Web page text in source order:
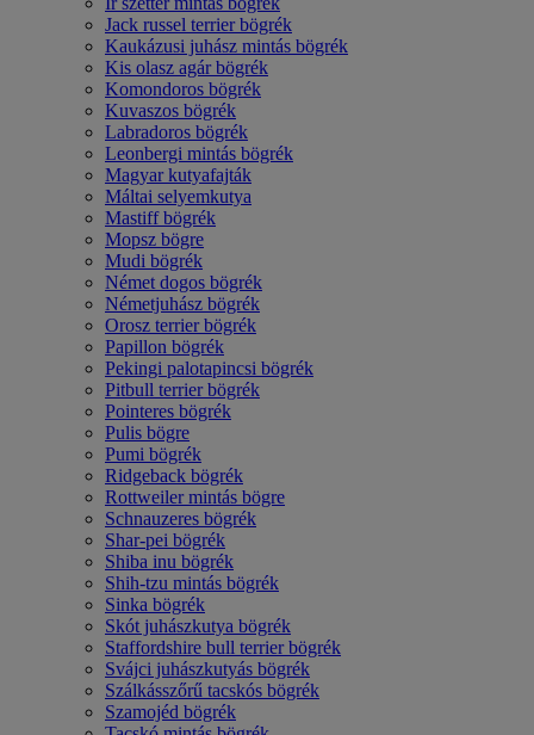
Jack russel terrier bögrék
Kaukázusi juhász mintás bögrék
Kis olasz agár bögrék
Komondoros bögrék
Kuvaszos bögrék
Labradoros bögrék
Leonbergi mintás bögrék
Magyar kutyafajták
Máltai selyemkutya
Mastiff bögrék
Mopsz bögre
Mudi bögrék
Német dogos bögrék
Németjuhász bögrék
Orosz terrier bögrék
Papillon bögrék
Pekingi palotapincsi bögrék
Pitbull terrier bögrék
Pointeres bögrék
Pulis bögre
Pumi bögrék
Ridgeback bögrék
Rottweiler mintás bögre
Schnauzeres bögrék
Shar-pei bögrék
Shiba inu bögrék
Shih-tzu mintás bögrék
Sinka bögrék
Skót juhászkutya bögrék
Staffordshire bull terrier bögrék
Svájci juhászkutyás bögrék
Szálkásszőrű tacskós bögrék
Szamojéd bögrék